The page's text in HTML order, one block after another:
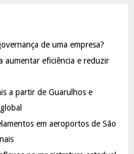
R
de uma empresa?
aumentar eficiência e reduzir
a partir de Guarulhos e
em aeroportos de São